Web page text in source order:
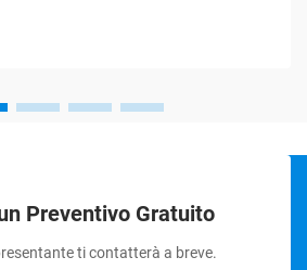
Preventivo Gratuito
ti contatterà a breve.